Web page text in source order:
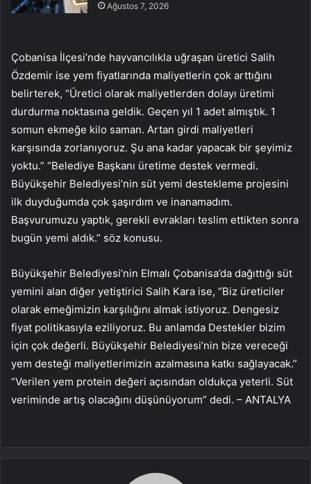
Ağustos 7, 2026
Çobanisa İlçesi’nde hayvancılıkla uğraşan üretici Salih
Özdemir ise yem fiyatlarında maliyetlerin çok arttığını
belirterek, “Üretici olarak maliyetlerden dolayı üretimi
durdurma noktasına geldik. Geçen yıl 1 adet almıştık. 1
somun ekmeğe kilo saman. Artan girdi maliyetleri
karşısında zorlanıyoruz. Şu ana kadar yapacak bir şeyimiz
yoktu.” “Belediye Başkanı üretime destek vermedi.
Büyükşehir Belediyesi’nin süt yemi destekleme projesini
ilk duyduğumda çok şaşırdım ve inanamadım.
Başvurumuzu yaptık, gerekli evrakları teslim ettikten sonra
bugün yemi aldık.” söz konusu.
Büyükşehir Belediyesi’nin Elmalı Çobanisa’da dağıttığı süt
yemini alan diğer yetiştirici Salih Kara ise, “Biz üreticiler
olarak emeğimizin karşılığını almak istiyoruz. Dengesiz
fiyat politikasıyla eziliyoruz. Bu anlamda Destekler bizim
için çok değerli. Büyükşehir Belediyesi’nin bize vereceği
yem desteği maliyetlerimizin azalmasına katkı sağlayacak.”
“Verilen yem protein değeri açısından oldukça yeterli. Süt
veriminde artış olacağını düşünüyorum” dedi. – ANTALYA